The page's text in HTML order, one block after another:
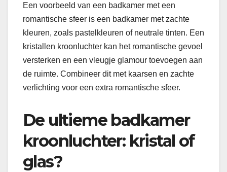
Een voorbeeld van een badkamer met een
romantische sfeer is een badkamer met zachte
kleuren, zoals pastelkleuren of neutrale tinten. Een
kristallen kroonluchter kan het romantische gevoel
versterken en een vleugje glamour toevoegen aan
de ruimte. Combineer dit met kaarsen en zachte
verlichting voor een extra romantische sfeer.
De ultieme badkamer
kroonluchter: kristal of
glas?